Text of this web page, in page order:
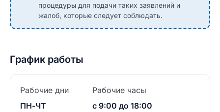
процедуры для подачи таких заявлений и
жалоб, которые следует соблюдать.
График работы
Рабочие дни
ПН-ЧТ
Рабочие часы
с 9:00 до 18:00